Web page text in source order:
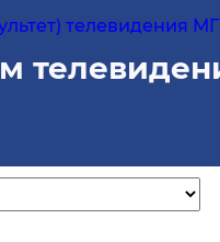
телевидения